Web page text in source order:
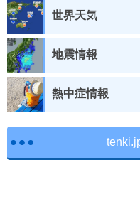
世界天気
地震情報
熱中症情報